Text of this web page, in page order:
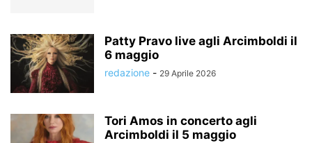
Patty Pravo live agli Arcimboldi il
6 maggio
redazione - 29 Aprile 2026
Tori Amos in concerto agli
Arcimboldi il 5 maggio